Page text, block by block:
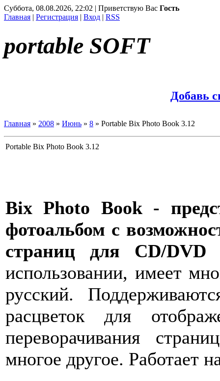
Суббота, 08.08.2026, 22:02 | Приветствую Вас Гость
Главная | Регистрация | Вход | RSS
portable SOFT
Добавь
Главная » 2008 » Июнь » 8 » Portable Bix Photo Book 3.12
Portable Bix Photo Book 3.12
Bix Photo Book -
фотоальбом с
страниц для CD/DVD
использовании, имеет
русский.
расцветок для
переворачивания
многое другое. Работает